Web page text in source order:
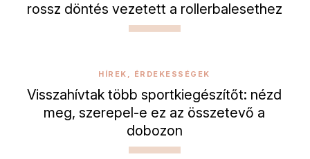
rossz döntés vezetett a rollerbalesethez
HÍREK, ÉRDEKESSÉGEK
Visszahívtak több sportkiegészítőt: nézd
meg, szerepel-e ez az összetevő a
dobozon